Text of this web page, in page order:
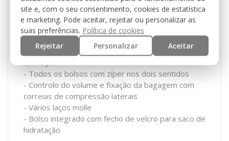
fecho rápido
- Alça de transporte
- 2 bolsos grandes com vários bolsos de zíper e
- Bolso frontal com organizador e bolso adicional
- Todos os bolsos com zíper nos dois sentidos
- Controlo do volume e fixação da bagagem com
correias de compressão laterais
- Vários laços molle
- Bolso integrado com fecho de velcro para saco de
hidratação
site e, com o seu consentimento, cookies de estatística
e marketing. Pode aceitar, rejeitar ou personalizar as
suas preferências. Política de cookies
Rejeitar
Personalizar Aceitar